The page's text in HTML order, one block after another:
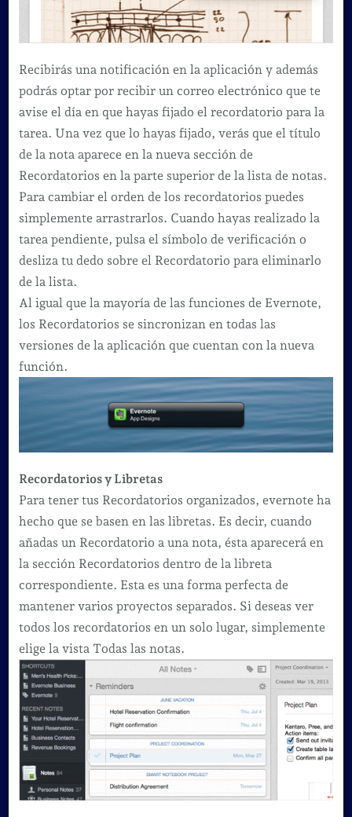
Recibirás una notificación en la aplicación y además
podrás optar por recibir un correo electrónico que te
avise el día en que hayas fijado el recordatorio para la
tarea. Una vez que lo hayas fijado, verás que el título
de la nota aparece en la nueva sección de
Recordatorios en la parte superior de la lista de notas.
Para cambiar el orden de los recordatorios puedes
simplemente arrastrarlos. Cuando hayas realizado la
tarea pendiente, pulsa el símbolo de verificación o
desliza tu dedo sobre el Recordatorio para eliminarlo
de la lista.
Al igual que la mayoría de las funciones de Evernote,
los Recordatorios se sincronizan en todas las
versiones de la aplicación que cuentan con la nueva
función.
Recordatorios y Libretas
Para tener tus Recordatorios organizados, evernote ha
hecho que se basen en las libretas. Es decir, cuando
añadas un Recordatorio a una nota, ésta aparecerá en
la sección Recordatorios dentro de la libreta
correspondiente. Esta es una forma perfecta de
mantener varios proyectos separados. Si deseas ver
todos los recordatorios en un solo lugar, simplemente
elige la vista Todas las notas.